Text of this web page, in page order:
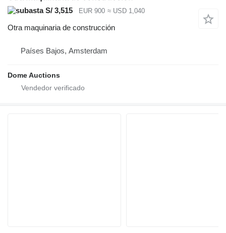
S/ 3,515
EUR 900 ≈ USD 1,040
Otra maquinaria de construcción
Países Bajos, Amsterdam
Dome Auctions